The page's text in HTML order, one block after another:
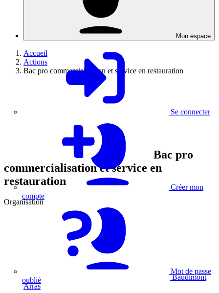
Mon espace
Se connecter
Créer mon
compte
Mot de passe
oublié
Accueil
Actions
Bac pro commercialisation et service en restauration
Bac pro
commercialisation et service en
restauration
Organisation
Baudimont
Arras